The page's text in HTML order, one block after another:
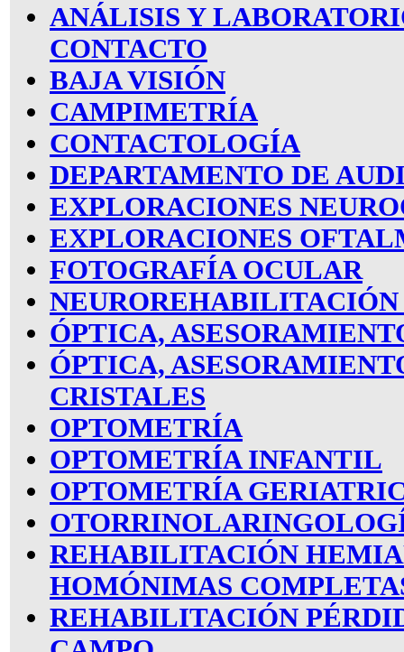
ANÁLISIS Y
CONTACTO
BAJA VISIÓN
CAMPIMETRÍA
CONTACTOLOGÍA
DEPARTAMENTO DE
EXPLORACIONES
EXPLORACIONES
FOTOGRAFÍA OCULAR
ÓPTICA,
ÓPTICA,
CRISTALES
OPTOMETRÍA
OPTOMETRÍA INFANTIL
OPTOMETRÍA
REHABILITACIÓN
HOMÓNIMAS
REHABILITACIÓN